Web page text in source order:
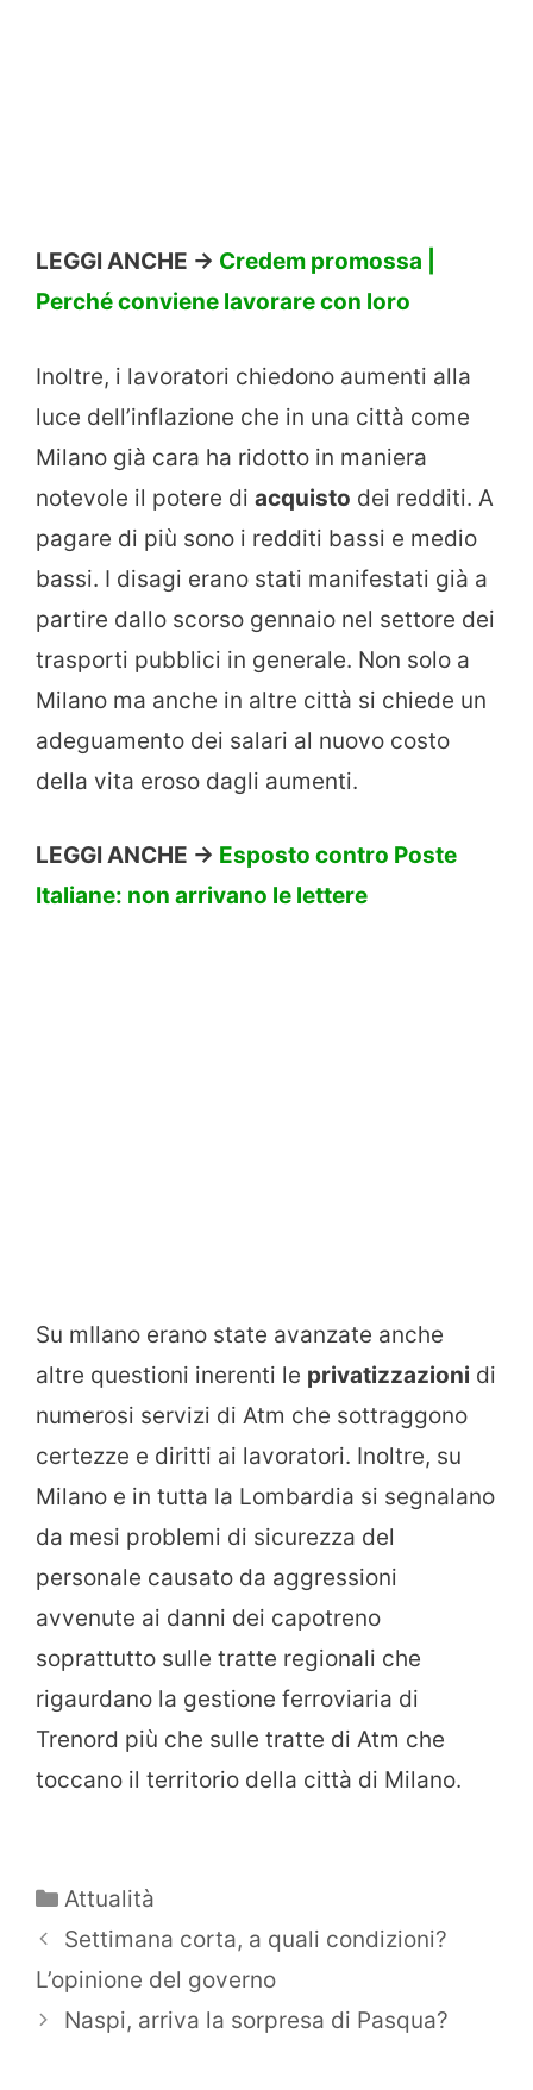
LEGGI ANCHE -> Credem promossa |
Perché conviene lavorare con loro
Inoltre, i lavoratori chiedono aumenti alla
luce dell’inflazione che in una città come
Milano già cara ha ridotto in maniera
notevole il potere di acquisto dei redditi. A
pagare di più sono i redditi bassi e medio
bassi. I disagi erano stati manifestati già a
partire dallo scorso gennaio nel settore dei
trasporti pubblici in generale. Non solo a
Milano ma anche in altre città si chiede un
adeguamento dei salari al nuovo costo
della vita eroso dagli aumenti.
LEGGI ANCHE -> Esposto contro Poste
Italiane: non arrivano le lettere
Su mIlano erano state avanzate anche
altre questioni inerenti le privatizzazioni di
numerosi servizi di Atm che sottraggono
certezze e diritti ai lavoratori. Inoltre, su
Milano e in tutta la Lombardia si segnalano
da mesi problemi di sicurezza del
personale causato da aggressioni
avvenute ai danni dei capotreno
soprattutto sulle tratte regionali che
rigaurdano la gestione ferroviaria di
Trenord più che sulle tratte di Atm che
toccano il territorio della città di Milano.
Categorie
Attualità
Settimana corta, a quali condizioni?
L’opinione del governo
Naspi, arriva la sorpresa di Pasqua?